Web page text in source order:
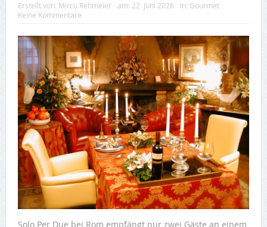
Erstellt von: Mirco Rehmeier am: 22. Juni 2026 In: Gourmet
Keine Kommentare
Solo Per Due bei Rom empfängt nur zwei Gäste an einem